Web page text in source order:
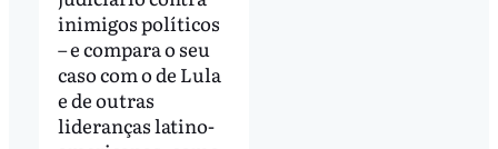
inimigos políticos
– e compara o seu
caso com o de Lula
e de outras
lideranças latino-